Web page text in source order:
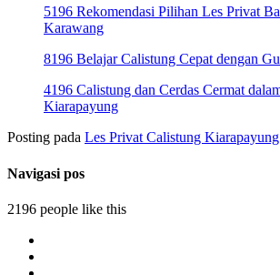
5196 Rekomendasi Pilihan Les Privat
Karawang
8196 Belajar Calistung Cepat dengan
4196 Calistung dan Cerdas Cermat
Kiarapayung
Posting pada Les Privat Calistung
Navigasi pos
2196 people like this